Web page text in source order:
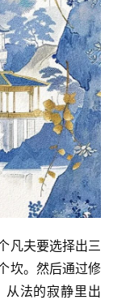
凡夫要选择出三
坎。然后通过修
从法的寂静里出